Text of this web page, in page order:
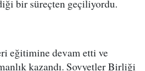
bir süreçten geçiliyordu.
eğitimine devam etti ve
kazandı. Sovyetler Birliği